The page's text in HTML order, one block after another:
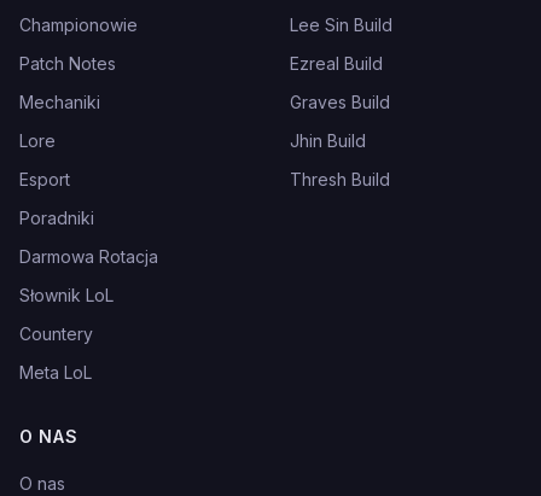
Championowie
Patch Notes
Mechaniki
Lore
Esport
Poradniki
Darmowa Rotacja
Słownik LoL
Countery
Meta LoL
Lee Sin Build
Ezreal Build
Graves Build
Jhin Build
Thresh Build
O NAS
O nas